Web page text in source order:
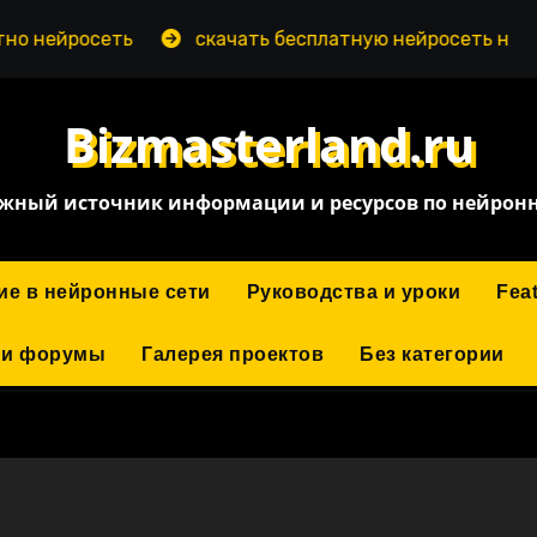
скачать бесплатную нейросеть на пк
Bizmasterland.ru
источник информации и ресурсов по
в нейронные сети Руководства и уроки
и форумы Галерея проектов Без категории